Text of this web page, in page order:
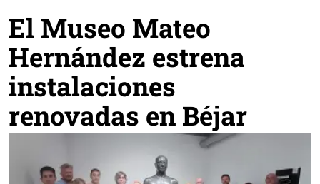
El Museo Mateo
Hernández estrena
instalaciones
renovadas en Béjar